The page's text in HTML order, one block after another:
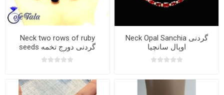
Neck two rows of ruby
seeds گردنی دورج تخمه
یاقوت
Neck Opal Sanchia گردنی
اوپال سانچیا